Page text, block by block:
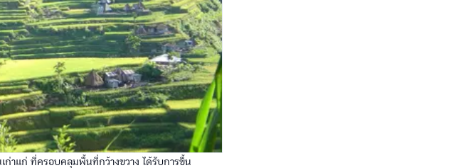
าแก่ ที่ครอบคลุมพื้นที่กว้างขวาง ได้รับการขึ้น